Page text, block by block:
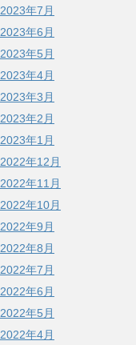
2023年7月
2023年6月
2023年5月
2023年4月
2023年3月
2023年2月
2023年1月
2022年12月
2022年11月
2022年10月
2022年9月
2022年8月
2022年7月
2022年6月
2022年5月
2022年4月